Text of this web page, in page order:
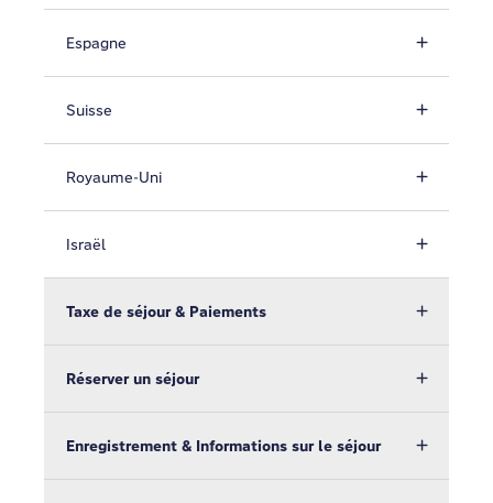
Espagne
Suisse
Royaume-Uni
Israël
Taxe de séjour & Paiements
Réserver un séjour
Enregistrement & Informations sur le séjour